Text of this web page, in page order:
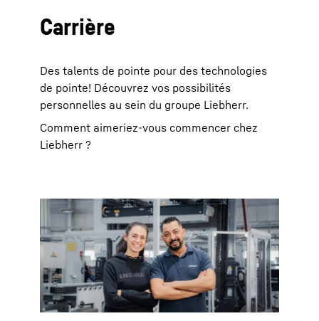
Carrière
Des talents de pointe pour des technologies
de pointe! Découvrez vos possibilités
personnelles au sein du groupe Liebherr.
Comment aimeriez-vous commencer chez
Liebherr ?